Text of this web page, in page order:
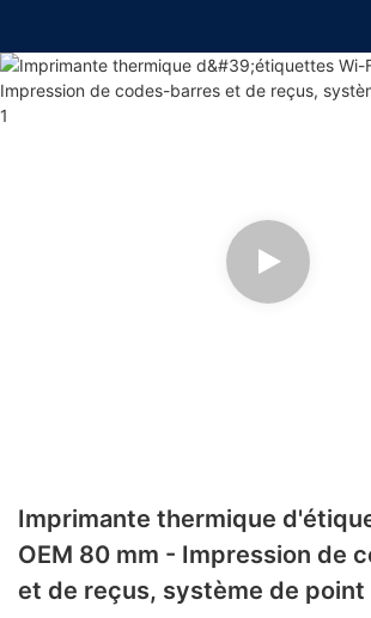
Imprimante thermique
OEM 80 mm - Impression de
et de reçus, système de